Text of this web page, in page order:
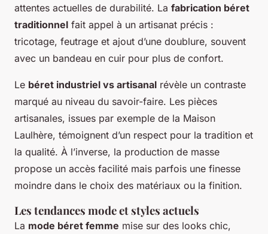
attentes actuelles de durabilité. La fabrication béret
traditionnel fait appel à un artisanat précis :
tricotage, feutrage et ajout d’une doublure, souvent
avec un bandeau en cuir pour plus de confort.
Le béret industriel vs artisanal révèle un contraste
marqué au niveau du savoir-faire. Les pièces
artisanales, issues par exemple de la Maison
Laulhère, témoignent d’un respect pour la tradition et
la qualité. À l’inverse, la production de masse
propose un accès facilité mais parfois une finesse
moindre dans le choix des matériaux ou la finition.
Les tendances mode et styles actuels
La mode béret femme mise sur des looks chic,